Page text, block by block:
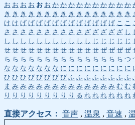
お お お お お お か か か か か か か か か か
き き き き き き き き き き き き き き き き
け け げ げ げ げ げ げ げ げ げ げ げ げ こ こ
さ さ さ さ さ さ さ さ さ さ ざ ざ ざ ざ ざ し
し し し し し し し し し し し じ じ じ じ じ
せ せ せ せ せ せ せ せ せ せ せ せ ぜ ぜ ぜ ぜ
ち ち ち ち ち ち ち ち ち ち ち ち ち ち ち つ
な な な な な な な に に に に に に に に に
ひ ひ ひ び び び び び ふ ふ ふ ふ ふ ふ ふ ふ
ま み み み み み み み み み み み み み む む
り り り り り り り り り る れ れ れ れ れ れ
直接アクセス： 音声 , 温泉 , 音速 ,